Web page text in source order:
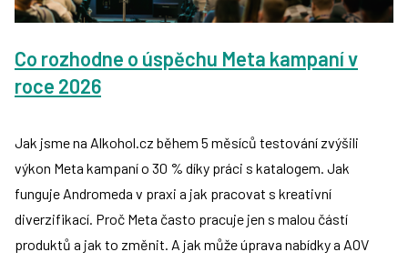
Co rozhodne o úspěchu Meta kampaní v
roce 2026
Jak jsme na Alkohol.cz během 5 měsíců testování zvýšili
výkon Meta kampaní o 30 % díky práci s katalogem. Jak
funguje Andromeda v praxi a jak pracovat s kreativní
diverzifikací. Proč Meta často pracuje jen s malou částí
produktů a jak to změnit. A jak může úprava nabídky a AOV